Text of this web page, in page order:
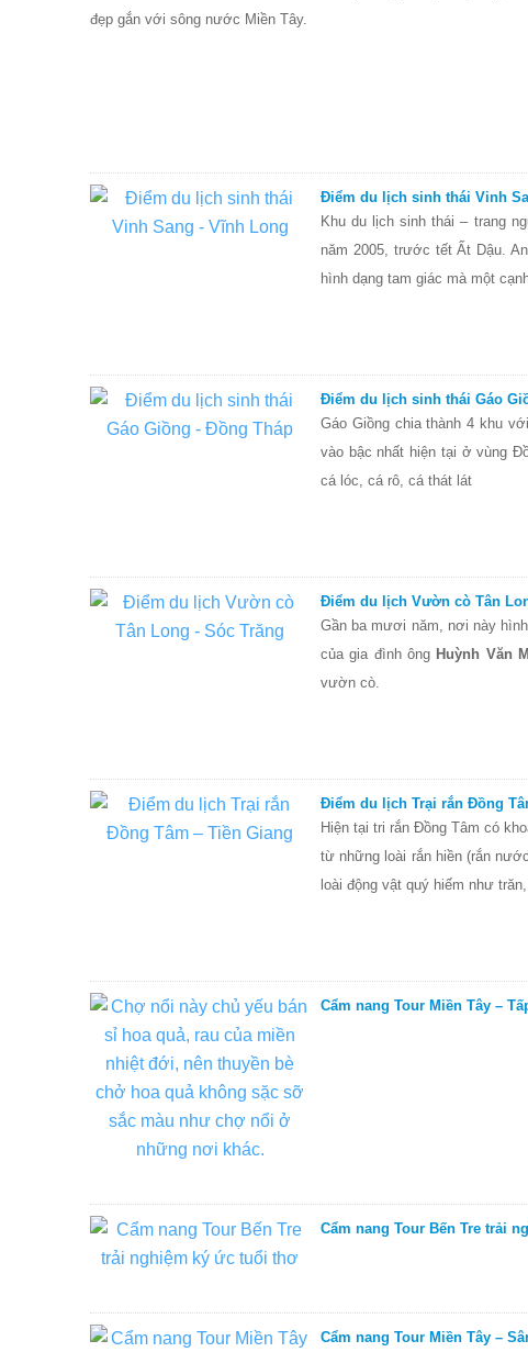
đẹp gắn với sông nước Miền Tây.
Điểm du lịch sinh thái Vinh
Khu du lịch sinh thái – trang
năm 2005, trước tết Ất Dậu.
hình dạng tam giác mà một
Điểm du lịch sinh thái Gáo
Gáo Giồng chia thành 4 khu
vào bậc nhất hiện tại ở vùng
cá lóc, cá rô, cá thát lát
Điểm du lịch Vườn cò Tân
Gần ba mươi năm, nơi này
của gia đình ông Huỳnh Văn
vườn cò.
Điểm du lịch Trại rắn Đồng
Hiện tại tri rắn Đồng Tâm có
từ những loài rắn hiền (rắn
loài động vật quý hiếm như
Cẩm nang Tour Miền Tây –
Cẩm nang Tour Bến Tre trải
Cẩm nang Tour Miền Tây –